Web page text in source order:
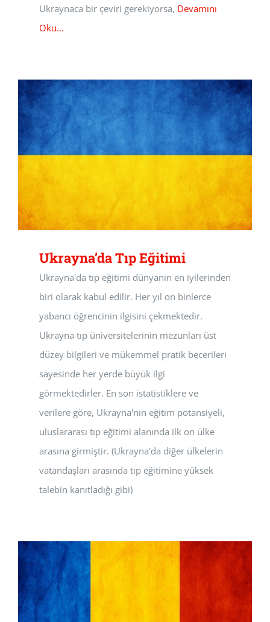
Ukraynaca bir çeviri gerekiyorsa, Devamını
Oku...
Ukrayna’da Tıp Eğitimi
Ukrayna'da tıp eğitimi dünyanın en iyilerinden
biri olarak kabul edilir. Her yıl on binlerce
yabancı öğrencinin ilgisini çekmektedir.
Ukrayna tıp üniversitelerinin mezunları üst
düzey bilgileri ve mükemmel pratik becerileri
sayesinde her yerde büyük ilgi
görmektedirler. En son istatistiklere ve
verilere göre, Ukrayna'nın eğitim potansiyeli,
uluslararası tıp eğitimi alanında ilk on ülke
arasına girmiştir. (Ukrayna'da diğer ülkelerin
vatandaşları arasında tıp eğitimine yüksek
talebin kanıtladığı gibi)